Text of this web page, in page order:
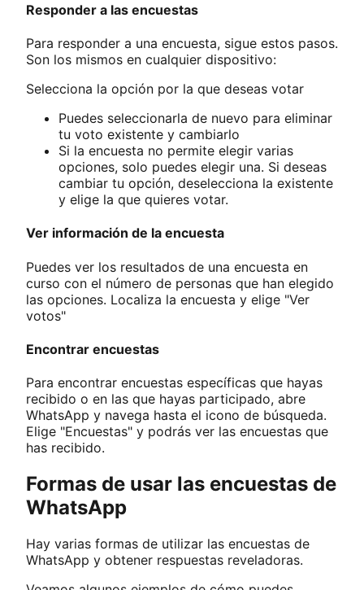
Responder a las encuestas
Para responder a una encuesta, sigue estos pasos.
Son los mismos en cualquier dispositivo:
Selecciona la opción por la que deseas votar
Puedes seleccionarla de nuevo para eliminar
tu voto existente y cambiarlo
Si la encuesta no permite elegir varias
opciones, solo puedes elegir una. Si deseas
cambiar tu opción, deselecciona la existente
y elige la que quieres votar.
Ver información de la encuesta
Puedes ver los resultados de una encuesta en
curso con el número de personas que han elegido
las opciones. Localiza la encuesta y elige "Ver
votos"
Encontrar encuestas
Para encontrar encuestas específicas que hayas
recibido o en las que hayas participado, abre
WhatsApp y navega hasta el icono de búsqueda.
Elige "Encuestas" y podrás ver las encuestas que
has recibido.
Formas de usar las encuestas de
WhatsApp
Hay varias formas de utilizar las encuestas de
WhatsApp y obtener respuestas reveladoras.